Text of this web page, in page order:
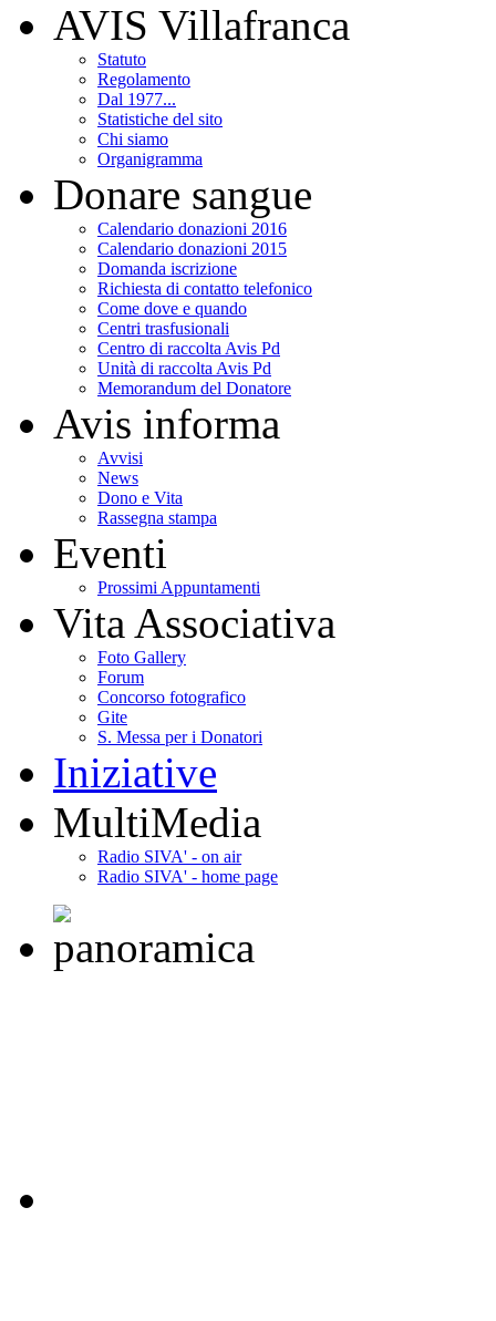
AVIS Villafranca
Statuto
Regolamento
Dal 1977...
Statistiche del sito
Chi siamo
Organigramma
Donare sangue
Calendario donazioni 2016
Calendario donazioni 2015
Domanda iscrizione
Richiesta di contatto telefonico
Come dove e quando
Centri trasfusionali
Centro di raccolta Avis Pd
Unità di raccolta Avis Pd
Memorandum del Donatore
Avis informa
Avvisi
News
Dono e Vita
Rassegna stampa
Eventi
Prossimi Appuntamenti
Vita Associativa
Foto Gallery
Forum
Concorso fotografico
Gite
S. Messa per i Donatori
Iniziative
MultiMedia
Radio SIVA' - on air
Radio SIVA' - home page